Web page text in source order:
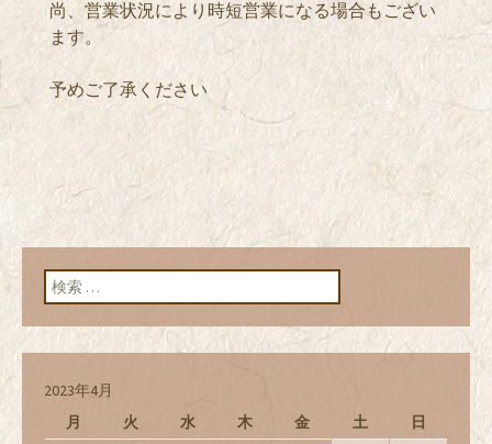
尚、営業状況により時短営業になる場合もござい
ます。
予めご了承ください
検索:
2023年4月
月
火 水 木 金 土 日